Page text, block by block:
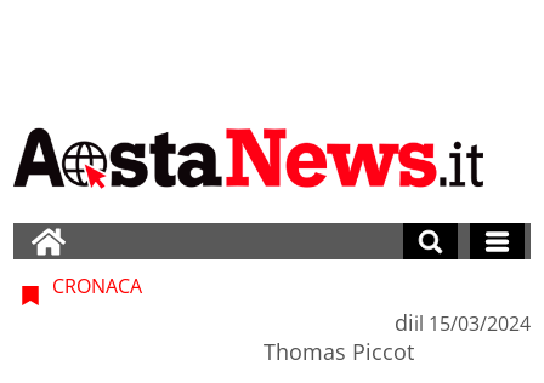
CRONACA
di
Thomas Piccot
il 15/03/2024